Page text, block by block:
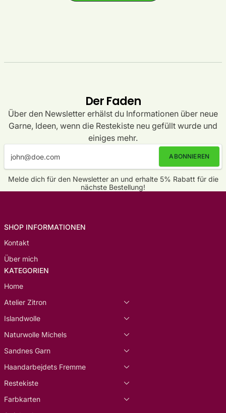
Der Faden
Über den Newsletter erhälst du Informationen über neue
Garne, Ideen, wenn die Restekiste neu gefüllt wurde und
einiges mehr.
ABONNIEREN
Melde dich für den Newsletter an und erhalte 5% Rabatt für die
nächste Bestellung!
SHOP INFORMATIONEN
Kontakt
Über mich
KATEGORIEN
Home
Atelier Zitron
Islandwolle
Naturwolle Michels
Sandnes Garn
Haandarbejdets Fremme
Restekiste
Farbkarten